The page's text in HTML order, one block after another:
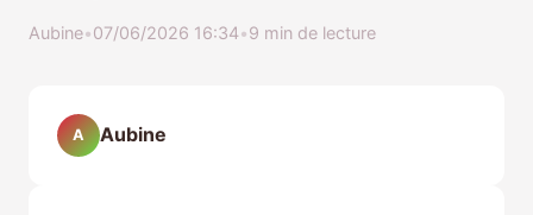
Aubine•07/06/2026 16:34•9 min de lecture
A Aubine